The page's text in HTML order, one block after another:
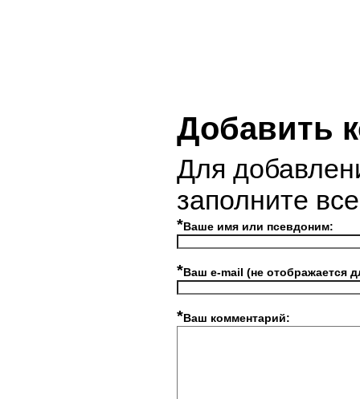
Добавить
Для
заполните
*Ваше имя или псевдоним:
*Ваш e-mail (не отображается
*Ваш комментарий: